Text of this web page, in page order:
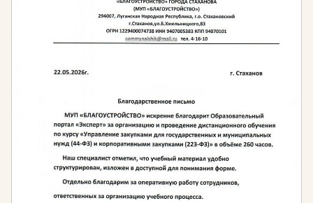
слушателям выдаётся диплом установленного
государством образца с бессрочным сроком
действия.
Затем, в соответствии со ст. 47 ФЗ № 273 «Об
имеют право на дополнительное
профессиональное образование по профилю
педагогической деятельности не реже чем 1 раз в 3
года. Периодичность обучения в течение этого
периода устанавливает работодатель.